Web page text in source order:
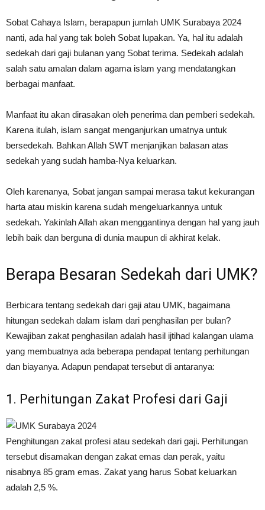
Sobat Cahaya Islam, berapapun jumlah UMK Surabaya 2024
nanti, ada hal yang tak boleh Sobat lupakan. Ya, hal itu adalah
sedekah dari gaji bulanan yang Sobat terima. Sedekah adalah
salah satu amalan dalam agama islam yang mendatangkan
berbagai manfaat.
Manfaat itu akan dirasakan oleh penerima dan pemberi sedekah.
Karena itulah, islam sangat menganjurkan umatnya untuk
bersedekah. Bahkan Allah SWT menjanjikan balasan atas
sedekah yang sudah hamba-Nya keluarkan.
Oleh karenanya, Sobat jangan sampai merasa takut kekurangan
harta atau miskin karena sudah mengeluarkannya untuk
sedekah. Yakinlah Allah akan menggantinya dengan hal yang jauh
lebih baik dan berguna di dunia maupun di akhirat kelak.
Berapa Besaran Sedekah dari UMK?
Berbicara tentang sedekah dari gaji atau UMK, bagaimana
hitungan sedekah dalam islam dari penghasilan per bulan?
Kewajiban zakat penghasilan adalah hasil ijtihad kalangan ulama
yang membuatnya ada beberapa pendapat tentang perhitungan
dan biayanya. Adapun pendapat tersebut di antaranya:
1. Perhitungan Zakat Profesi dari Gaji
Penghitungan zakat profesi atau sedekah dari gaji. Perhitungan
tersebut disamakan dengan zakat emas dan perak, yaitu
nisabnya 85 gram emas. Zakat yang harus Sobat keluarkan
adalah 2,5 %.